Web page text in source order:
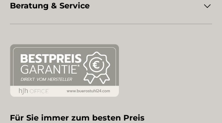
Beratung & Service
Für Sie immer zum besten Preis